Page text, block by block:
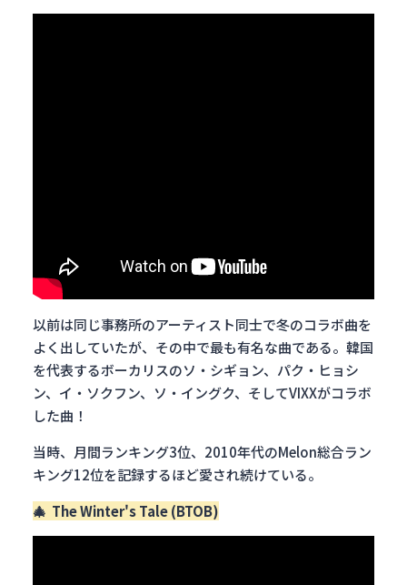
以前は同じ事務所のアーティスト同士で冬のコラボ曲を
よく出していたが、その中で最も有名な曲である。韓国
を代表するボーカリスのソ・シギョン、パク・ヒョシ
ン、イ・ソクフン、ソ・イングク、そしてVIXXがコラボ
した曲！
当時、月間ランキング3位、2010年代のMelon総合ラン
キング12位を記録するほど愛され続けている。
🎄 The Winter's Tale (BTOB)